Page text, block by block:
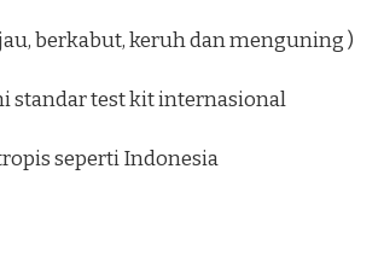
berkabut, keruh dan menguning )
standar test kit internasional
tropis seperti Indonesia